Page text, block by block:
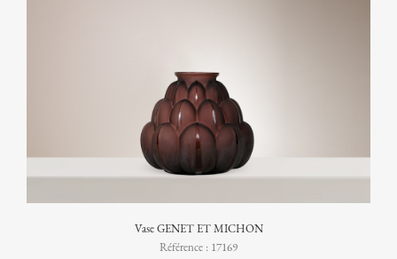
Vase GENET ET MICHON
Référence : 17169